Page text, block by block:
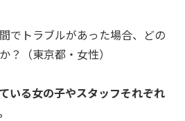
でトラブルがあった場合、どの
？（東京都・女性）
いる女の子やスタッフそれぞれ